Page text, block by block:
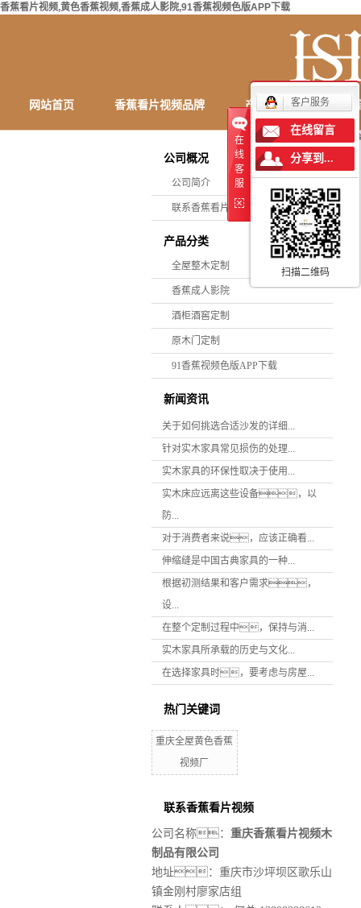
香蕉看片视频,黄色香蕉视频,香蕉成人影院,91香蕉视频色版APP下载
网站首页 香蕉看片视频品牌 产品中心 定制
公司概况
公司简介
联系香蕉看片视频
产品分类
全屋整木定制
香蕉成人影院
酒柜酒窖定制
原木门定制
91香蕉视频色版APP下载
新闻资讯
关于如何挑选合适沙发的详细...
针对实木家具常见损伤的处理...
实木家具的环保性取决于使用...
实木床应远离这些设备，以
防...
对于消费者来说，应该正确看...
伸缩缝是中国古典家具的一种...
根据初测结果和客户需求，
设...
在整个定制过程中，保持与消...
实木家具所承载的历史与文化...
在选择家具时，要考虑与房屋...
热门关键词
重庆全屋黄色香蕉
视频厂
联系香蕉看片视频
公司名称： 重庆香蕉看片视频木
制品有限公司
地址：重庆市沙坪坝区歌乐山
镇金刚村廖家店组
在
线
客
服
客户服务
在线留言
分享到...
扫描二维码